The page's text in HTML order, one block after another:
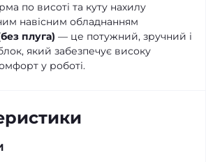
по висоті та куту нахилу
навісним обладнанням
плуга) — це потужний, зручний і
який забезпечує високу
у роботі.